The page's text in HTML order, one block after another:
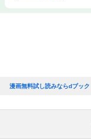
漫画無料試し読みならdブック